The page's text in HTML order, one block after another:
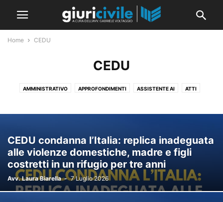
Home CEDU
CEDU
AMMINISTRATIVO APPROFONDIMENTI ASSISTENTE AI ATTI
CORTE DEI CONTI DEONTOLOGIA DIRITTO CIVILE
GUIDE E RACCOLTE IL CONSIGLIO DELLA SETTIMANA
IL PROMPT DELLA SETTIMANA IMMIGRAZIONE INTERNAZIONALE
LINGUA STRANIERA: INGLESE MERITO NEW NORME E LEGGI
PABLIC PENALE PROCEDURA CIVILE RASSEGNA SENTENZE
RIVISTA SENTENZE SEZIONI UNITE SPONSOR STRAGIUDIZIALE
CEDU condanna l’Italia: replica inadeguata
alle violenze domestiche, madre e figli
costretti in un rifugio per tre anni
Avv. Laura Biarella - 7 Luglio 2026